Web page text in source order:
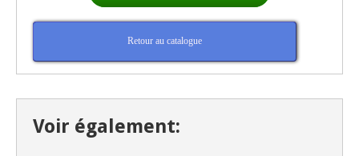
Retour au catalogue
Voir également: